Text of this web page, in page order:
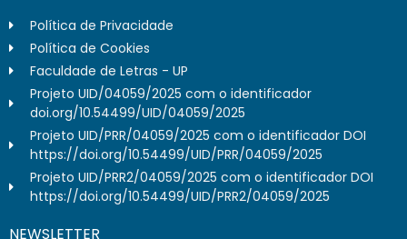
Política de Privacidade
Política de Cookies
Faculdade de Letras - UP
Projeto UID/04059/2025 com o identificador
doi.org/10.54499/UID/04059/2025
Projeto UID/PRR/04059/2025 com o identificador DOI
https://doi.org/10.54499/UID/PRR/04059/2025
Projeto UID/PRR2/04059/2025 com o identificador DOI
https://doi.org/10.54499/UID/PRR2/04059/2025
NEWSLETTER